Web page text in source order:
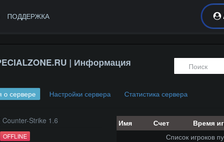
ПОДДЕРЖКА
| Информация
сервере Настройки сервера Статистика сервера
Counter-Strike 1.6
OFFLINE
Имя Счет
Время
Список игроков